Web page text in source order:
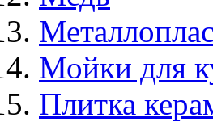
Мойки для
Плитка